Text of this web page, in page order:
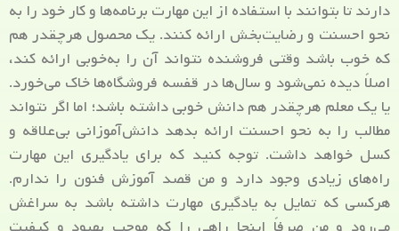
دارند تا بتوانند با استفاده از این مهارت برنامه‌ها و کار خود را به
نحو احسنت و رضایت‌بخش ارائه کنند. یک محصول هرچقدر هم
که خوب باشد وقتی فروشنده نتواند آن را به‌خوبی ارائه کند،
اصلاً دیده نمی‌شود و سال‌ها در قفسه فروشگاه‌ها خاک می‌خورد.
یا یک معلم هرچقدر هم دانش خوبی داشته باشد؛ اما اگر نتواند
مطالب را به نحو احسنت ارائه بدهد دانش‌آموزانی بی‌علاقه و
کسل خواهد داشت. توجه کنید که برای یادگیری این مهارت
راه‌های زیادی وجود دارد و من قصد آموزش فنون را ندارم.
هرکسی که تمایل به یادگیری مهارت داشته باشد به سراغش